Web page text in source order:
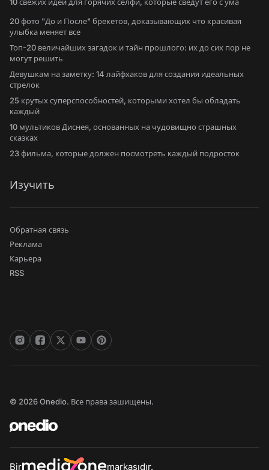
20 фото "До и После" брекетов, доказывающих что красивая
улыбка меняет все
Топ-20 величайших загадок и тайн прошлого: их до сих пор не
могут решить
Девушкам на заметку: 14 лайфхаков для создания идеальных
стрелок
25 крутых суперспособностей, которыми хотел бы обладать
каждый
10 мультиков Диснея, основанных на чудовищно страшных
сказках
23 фильма, которые должен посмотреть каждый подросток
Изучить
Обратная связь
Реклама
Карьера
RSS
© 2026 Onedio. Все права зашищены.
Bir markasıdır.